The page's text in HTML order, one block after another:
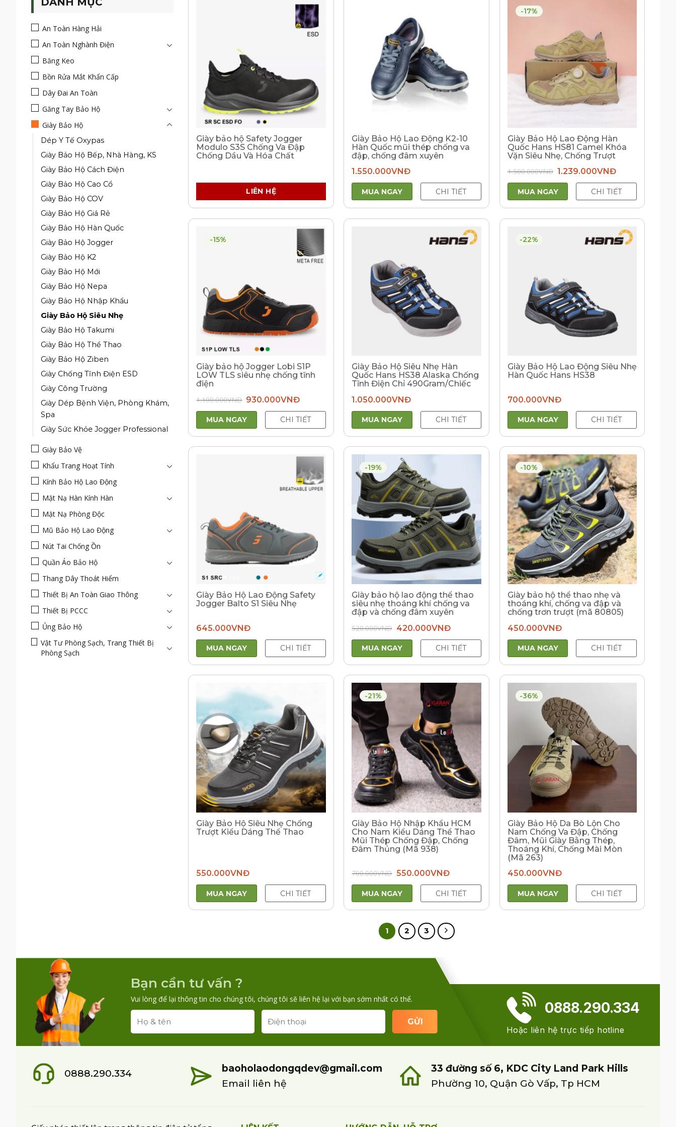
An Toàn Hàng Hải
An Toàn Nghành Điện
Băng Keo
Bồn Rửa Mắt Khẩn Cấp
Dây Đai An Toàn
Găng Tay Bảo Hộ
Giày Bảo Hộ
Dép Y Tế Oxypas
Giày Bảo Hộ Bếp, Nhà Hàng, KS
Giày Bảo Hộ Cách Điện
Giày Bảo Hộ Cao Cổ
Giày Bảo Hộ COV
Giày Bảo Hộ Giá Rẻ
Giày Bảo Hộ Hàn Quốc
Giày Bảo Hộ Jogger
Giày Bảo Hộ K2
Giày Bảo Hộ Mới
Giày Bảo Hộ Nepa
Giày Bảo Hộ Nhập Khẩu
Giày Bảo Hộ Siêu Nhẹ
Giày Bảo Hộ Takumi
Giày Bảo Hộ Thể Thao
Giày Bảo Hộ Ziben
Giày Chống Tĩnh Điện ESD
Giày Công Trường
Giày Dép Bệnh Viện, Phòng Khám,
Spa
Giày Sức Khỏe Jogger Professional
Giày Bảo Vệ
Khẩu Trang Hoạt Tính
Kính Bảo Hộ Lao Động
Mặt Nạ Hàn Kính Hàn
Mặt Nạ Phòng Độc
Mũ Bảo Hộ Lao Động
Nút Tai Chống Ồn
Quần Áo Bảo Hộ
Thang Dây Thoát Hiểm
Thiết Bị An Toàn Giao Thông
Thiết Bị PCCC
Ủng Bảo Hộ
Vật Tư Phòng Sạch, Trang Thiết Bị
Phòng Sạch
Giày bảo hộ Safety Jogger
Modulo S3S Chống Va Đập
Chống Dầu Và Hóa Chất
LIÊN HỆ
Giày Bảo Hộ Lao Động K2-10
Hàn Quốc mũi thép chống va
đập, chống đâm xuyên
1.550.000VNĐ
MUA NGAY CHI TIẾT
-17%
Giày Bảo Hộ Lao Động Hàn
Quốc Hans HS81 Camel Khóa
Vặn Siêu Nhẹ, Chống Trượt
1.500.000VNĐ Giá
gốc
là:
1.500.000VNĐ.
1.239.000VNĐGiá
tại
là:
1.239.000VNĐ.
MUA NGAY CHI TIẾT
-15%
Giày bảo hộ Jogger Lobi S1P
LOW TLS siêu nhẹ chống tĩnh
điện
1.100.000VNĐ Giá
gốc
là:
1.100.000VNĐ.
930.000VNĐGiá
tại
là:
930.000VNĐ.
MUA NGAY CHI TIẾT
Giày Bảo Hộ Siêu Nhẹ Hàn
Quốc Hans HS38 Alaska Chống
Tĩnh Điện Chỉ 490Gram/Chiếc
1.050.000VNĐ
MUA NGAY CHI TIẾT
-22%
Giày Bảo Hộ Lao Động Siêu Nhẹ
Hàn Quốc Hans HS38
700.000VNĐ
MUA NGAY CHI TIẾT
Giày Bảo Hộ Lao Động Safety
Jogger Balto S1 Siêu Nhẹ
645.000VNĐ
MUA NGAY CHI TIẾT
-19%
Giày bảo hộ lao động thể thao
siêu nhẹ thoáng khí chống va
đập và chống đâm xuyên
520.000VNĐ Giá
gốc
là:
520.000VNĐ.
420.000VNĐGiá
tại
là:
420.000VNĐ.
MUA NGAY CHI TIẾT
-10%
Giày bảo hộ thể thao nhẹ và
thoáng khí, chống va đập và
chống trơn trượt (mã 80805)
450.000VNĐ
MUA NGAY CHI TIẾT
Giày Bảo Hộ Siêu Nhẹ Chống
Trượt Kiểu Dáng Thể Thao
550.000VNĐ
MUA NGAY CHI TIẾT
-21%
Giày Bảo Hộ Nhập Khẩu HCM
Cho Nam Kiểu Dáng Thể Thao
Mũi Thép Chống Đập, Chống
Đâm Thủng (Mã 938)
700.000VNĐ Giá
gốc
là:
700.000VNĐ.
550.000VNĐGiá
tại
là:
550.000VNĐ.
MUA NGAY CHI TIẾT
-36%
Giày Bảo Hộ Da Bò Lộn Cho
Nam Chống Va Đập, Chống
Đâm, Mũi Giày Bằng Thép,
Thoáng Khí, Chống Mài Mòn
(Mã 263)
450.000VNĐ
MUA NGAY CHI TIẾT
1 2 3
Bạn cần tư vấn ?
Vui lòng để lại thông tin cho chúng tôi, chúng tôi sẽ liên hệ lại với bạn sớm nhất có thể.
0888.290.334
Hoặc liên hệ trực tiếp hotline
0888.290.334
baoholaodongqdev@gmail.com
Email liên hệ
33 đường số 6, KDC City Land Park Hills
Phường 10, Quận Gò Vấp, Tp HCM